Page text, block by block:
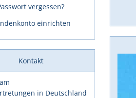
vergessen?
einrichten
Kontakt
in Deutschland